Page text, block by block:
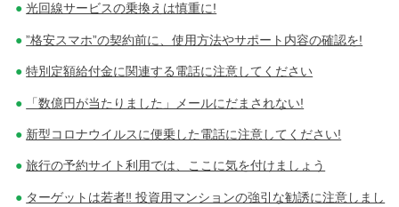
光回線サービスの乗換えは慎重に!
”格安スマホ”の契約前に、使用方法やサポート内容の確認を!
特別定額給付金に関連する電話に注意してください
「数億円が当たりました」メールにだまされない!
新型コロナウイルスに便乗した電話に注意してください!
旅行の予約サイト利用では、ここに気を付けましょう
ターゲットは若者‼ 投資用マンションの強引な勧誘に注意しまし